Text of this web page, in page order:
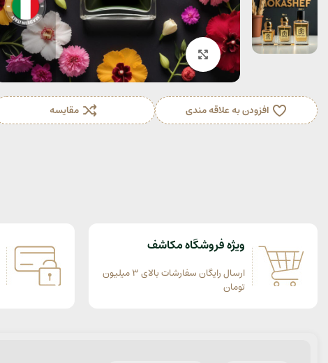
بزرگنمایی تصویر
افزودن به علاقه مندی مقایسه
ویژه فروشگاه مکاشف
ارسال رایگان سفارشات بالای 3 میلیون
تومان